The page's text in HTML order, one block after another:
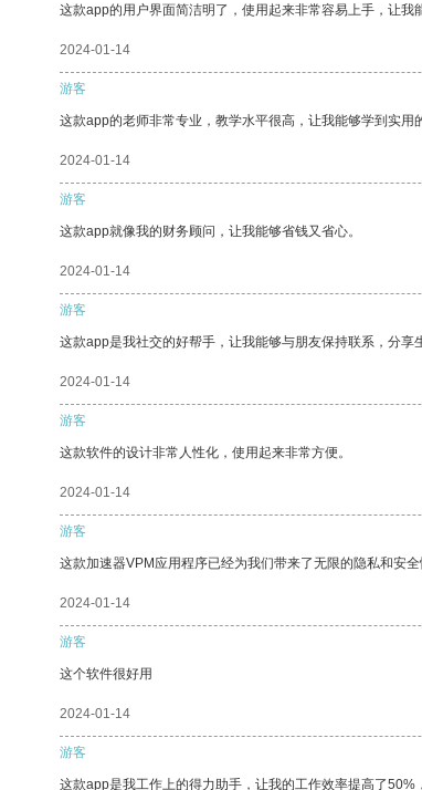
这款app的用户界面简洁明了，使用起来非常容易上手，让我
2024-01-14
游客
这款app的老师非常专业，教学水平很高，让我能够学到实用
2024-01-14
游客
这款app就像我的财务顾问，让我能够省钱又省心。
2024-01-14
游客
这款app是我社交的好帮手，让我能够与朋友保持联系，分享
2024-01-14
游客
这款软件的设计非常人性化，使用起来非常方便。
2024-01-14
游客
这款加速器VPM应用程序已经为我们带来了无限的隐私和安全
2024-01-14
游客
这个软件很好用
2024-01-14
游客
这款app是我工作上的得力助手，让我的工作效率提高了50%